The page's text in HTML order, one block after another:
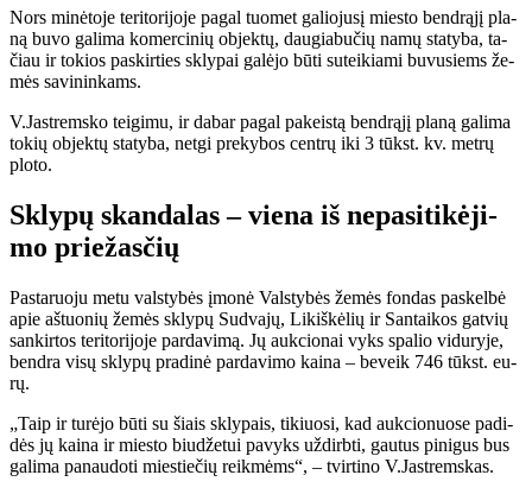
Nors mi­nė­to­je te­ri­to­ri­jo­je pa­gal tuo­met ga­lio­ju­sį mies­to ben­drą­jį pla­
ną bu­vo ga­li­ma ko­mer­ci­nių ob­jek­tų, dau­gia­bu­čių na­mų sta­ty­ba, ta­
čiau ir to­kios pa­skir­ties skly­pai ga­lė­jo bū­ti su­tei­kia­mi bu­vu­siems že­
mės sa­vi­nin­kams.
V.Jast­rems­ko tei­gi­mu, ir da­bar pa­gal pa­keis­tą ben­drą­jį pla­ną ga­li­ma
to­kių ob­jek­tų sta­ty­ba, net­gi pre­ky­bos cen­trų iki 3 tūkst. kv. met­rų
plo­to.
Skly­pų skan­da­las – vie­na iš ne­pa­si­ti­kė­ji­
mo prie­žas­čių
Pas­ta­ruo­ju me­tu vals­ty­bės įmo­nė Vals­ty­bės že­mės fon­das pa­skel­bė
apie aš­tuo­nių že­mės skly­pų Su­dva­jų, Li­kiš­kė­lių ir San­tai­kos gat­vių
san­kir­tos te­ri­to­ri­jo­je par­davimą. Jų auk­cio­nai vyks spa­lio vi­du­ry­je,
ben­dra vi­sų skly­pų pra­di­nė par­da­vi­mo kai­na – be­veik 746 tūkst. eu­
rų.
„Taip ir tu­rė­jo bū­ti su šiais skly­pais, ti­kiuo­si, kad auk­cio­nuo­se pa­di­
dės jų kai­na ir mies­to biu­dže­tui pa­vyks už­dirb­ti, gau­tus pi­ni­gus bus
ga­li­ma pa­nau­do­ti mies­tie­čių reik­mėms“, – tvir­ti­no V.Jast­rems­kas.